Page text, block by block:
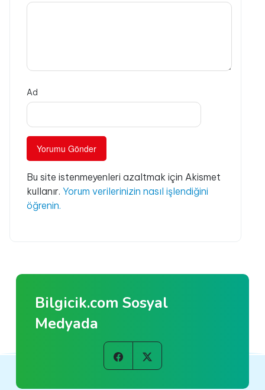
Ad
Bu site istenmeyenleri azaltmak için Akismet
kullanır. Yorum verilerinizin nasıl işlendiğini
öğrenin.
Bilgicik.com Sosyal
Medyada